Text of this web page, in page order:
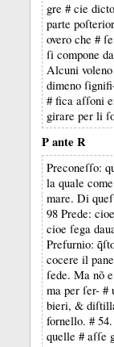
gre # cie
parte
overo che #
ſi compone
Alcuni voleno
dimeno
# fica aſſoni
girare per li
P ante R
Preconeſſo:
la quale
mare. Di
98 Prede:
cioe ſega
Prefurnio:
cocere il
ſede. Ma nõ
ma per ſer-
bieri, &
fornello. #
quelle # aſſe